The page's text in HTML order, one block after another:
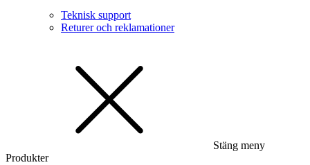
Teknisk support
Returer och reklamationer
Stäng meny
Produkter